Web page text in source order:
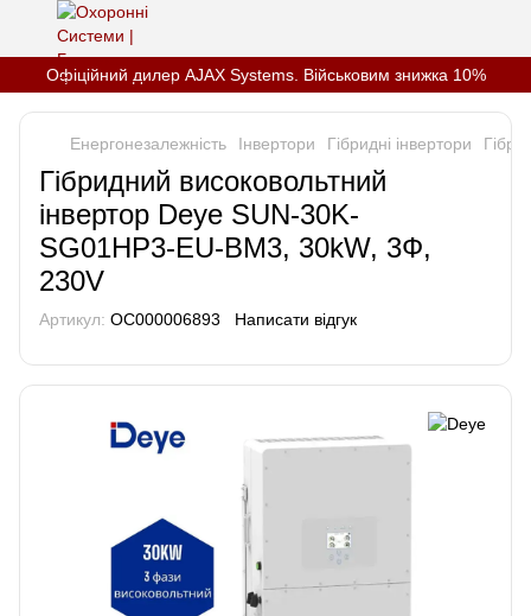
Офіційний дилер AJAX Systems. Військовим знижка 10%
Енергонезалежність Інвертори Гібридні інвертори
Гібридний високовольтний
інвертор Deye SUN-30K-
SG01HP3-EU-BM3, 30kW, 3Ф,
230V
Артикул: OC000006893 Написати відгук